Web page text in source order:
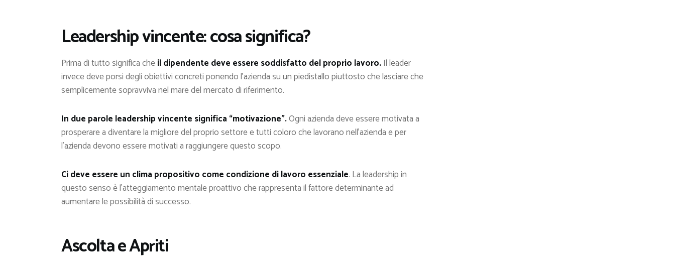
Leadership vincente: cosa significa?
Prima di tutto significa cheil dipendente deve essere soddisfatto del proprio lavoro.Il leader
invece deve porsi degli obiettivi concreti ponendo l’azienda su un piedistallo piuttosto che lasciare che
semplicemente sopravviva nel mare del mercato di riferimento.
In due parole leadership vincente significa “motivazione”.Ogni azienda deve essere motivata a
prosperare a diventare la migliore del proprio settore e tutti coloro che lavorano nell’azienda e per
l’azienda devono essere motivati a raggiungere questo scopo.
Ci deve essere un clima propositivo come condizione di lavoro essenziale. La leadership in
questo senso è l’atteggiamento mentale proattivo che rappresenta il fattore determinante ad
aumentare le possibilità di successo.
Ascolta e Apriti